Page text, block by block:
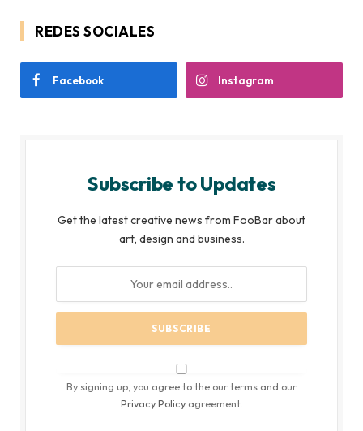
REDES SOCIALES
Facebook Instagram
Subscribe to Updates
Get the latest creative news from FooBar about
art, design and business.
By signing up, you agree to the our terms and our
Privacy Policyagreement.